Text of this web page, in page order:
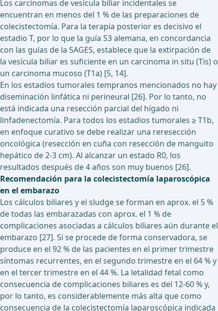
Los carcinomas de vesícula biliar incidentales se
encuentran en menos del 1 % de las preparaciones de
colecistectomía. Para la terapia posterior es decisivo el
estadio T, por lo que la guía S3 alemana, en concordancia
con las guías de la SAGES, establece que la extirpación de
la vesícula biliar es suficiente en un carcinoma in situ (Tis) o
un carcinoma mucoso (T1a) [5, 14].
En los estadios tumorales tempranos mencionados no hay
diseminación linfática ni perineural [26]. Por lo tanto, no
está indicada una resección parcial del hígado ni
linfadenectomía. Para todos los estadios tumorales ≥ T1b,
en enfoque curativo se debe realizar una reresección
oncológica (resección en cuña con resección de manguito
hepático de 2-3 cm). Al alcanzar un estado R0, los
resultados después de 4 años son muy buenos [26].
Recomendación para la colecistectomía laparoscópica
en el embarazo
Los cálculos biliares y el sludge se forman en aprox. el 5 %
de todas las embarazadas con aprox. el 1 % de
complicaciones asociadas a cálculos biliares aún durante el
embarazo [27]. Si se procede de forma conservadora, se
produce en el 92 % de las pacientes en el primer trimestre
síntomas recurrentes, en el segundo trimestre en el 64 % y
en el tercer trimestre en el 44 %. La letalidad fetal como
consecuencia de complicaciones biliares es del 12-60 % y,
por lo tanto, es considerablemente más alta que como
consecuencia de la colecistectomía laparoscópica indicada